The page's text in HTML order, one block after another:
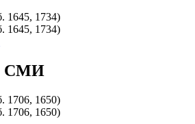
1645, 1734)
1645, 1734)
СМИ
1706, 1650)
1706, 1650)